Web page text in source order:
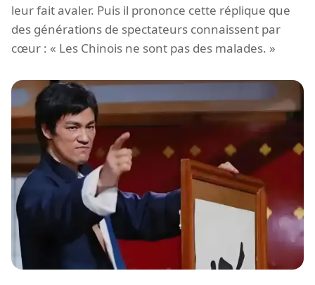
leur fait avaler. Puis il prononce cette réplique que
des générations de spectateurs connaissent par
cœur : « Les Chinois ne sont pas des malades. »